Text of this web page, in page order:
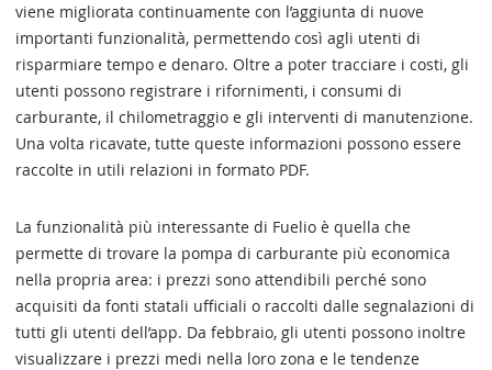
viene migliorata continuamente con l’aggiunta di nuove
importanti funzionalità, permettendo così agli utenti di
risparmiare tempo e denaro. Oltre a poter tracciare i costi, gli
utenti possono registrare i rifornimenti, i consumi di
carburante, il chilometraggio e gli interventi di manutenzione.
Una volta ricavate, tutte queste informazioni possono essere
raccolte in utili relazioni in formato PDF.
La funzionalità più interessante di Fuelio è quella che
permette di trovare la pompa di carburante più economica
nella propria area: i prezzi sono attendibili perché sono
acquisiti da fonti statali ufficiali o raccolti dalle segnalazioni di
tutti gli utenti dell’app. Da febbraio, gli utenti possono inoltre
visualizzare i prezzi medi nella loro zona e le tendenze